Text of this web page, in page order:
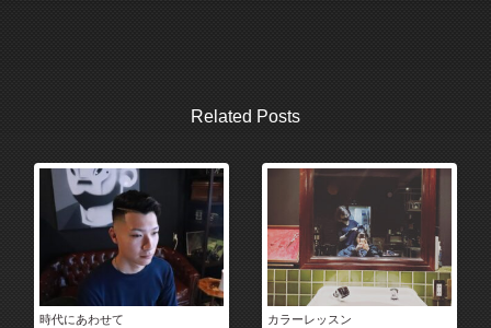
Related Posts
時代にあわせて カラーレッスン